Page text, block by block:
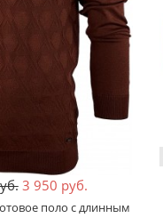
3 950 руб.
поло с длинным